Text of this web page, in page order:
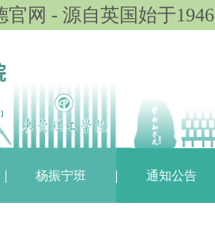
官网 - 源自英国始于1946
杨振宁班 通知公告